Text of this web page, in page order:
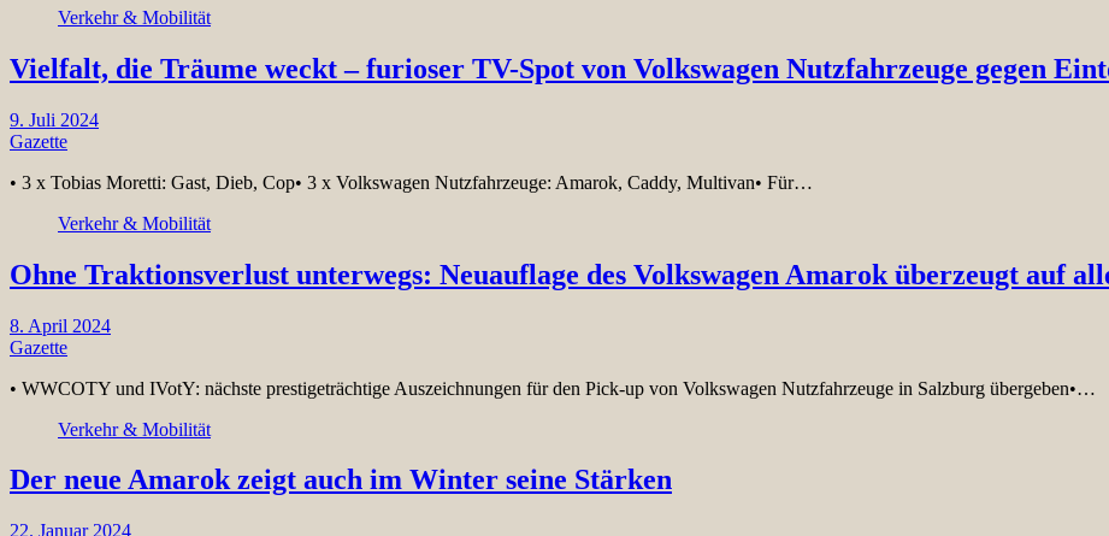
Verkehr & Mobilität
Vielfalt, die Träume weckt – furioser TV-Spot von Volkswagen Nutzfahrzeuge gegen
9. Juli 2024
Gazette
• 3 x Tobias Moretti: Gast, Dieb, Cop• 3 x Volkswagen Nutzfahrzeuge: Amarok, Caddy, Multivan• Für…
Verkehr & Mobilität
Ohne Traktionsverlust unterwegs: Neuauflage des Volkswagen Amarok überzeugt auf
8. April 2024
Gazette
• WWCOTY und IVotY: nächste prestigeträchtige Auszeichnungen für den Pick-up von Volkswagen Nutzfahrzeuge in Salzburg übergeben•…
Verkehr & Mobilität
Der neue Amarok zeigt auch im Winter seine Stärken
22. Januar 2024